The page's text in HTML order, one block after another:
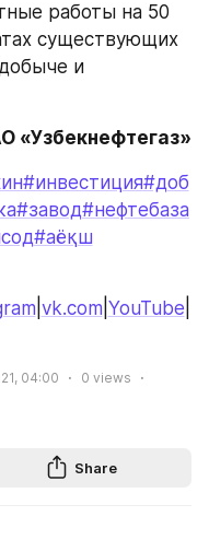
работы на 50
существующих
и
«Узбекнефтегаз»
#инвестиция#доб
#завод#нефтебаза
#аёқш
vk.com YouTube
04:00 0 views
Share